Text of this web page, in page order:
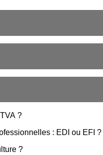
?
: EDI ou EFI ?
?